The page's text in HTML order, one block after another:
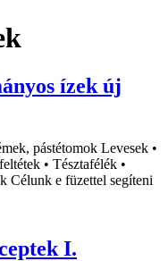
ízek új
pástétomok Levesek •
• Tésztafélék •
Célunk e füzettel segíteni
I.